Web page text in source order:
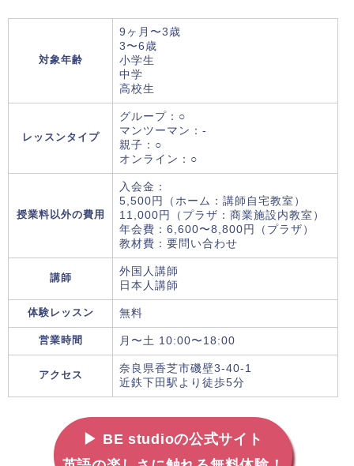
対象年齢
9ヶ月〜3歳
3〜6歳
小学生
中学
高校生
レッスンタイプ
グループ：○
マンツーマン：-
親子：○
オンライン：○
授業料以外の費用
入会金：
5,500円（ホーム：講師自宅教室）
11,000円（プラザ：商業施設内教室）
年会費：6,600〜8,800円（プラザ）
教材費：要問い合わせ
講師
外国人講師
日本人講師
体験レッスン 無料
営業時間 月〜土 10:00〜18:00
アクセス
奈良県香芝市磯壁3-40-1
近鉄下田駅より徒歩5分
▶ BE studioの公式サイト